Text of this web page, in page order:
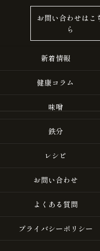
お問い合わせはこ
ら
新着情報
健康コラム
味噌
鉄分
レシピ
お問い合わせ
よくある質問
プライバシーポリシー